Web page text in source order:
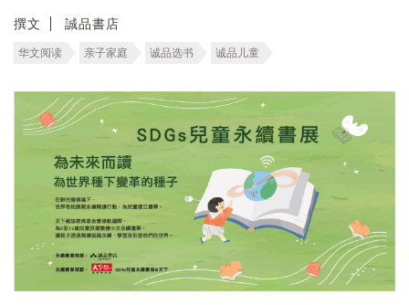
撰文 誠品書店
华文阅读 亲子家庭 诚品选书 诚品儿童